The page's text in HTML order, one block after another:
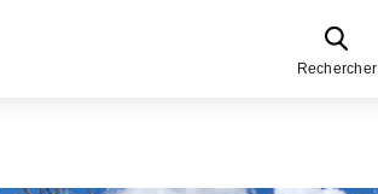
Rechercher